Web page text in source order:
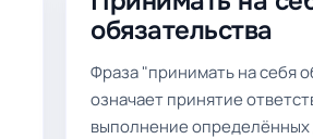
обязательства
Фраза "принимать на себя
означает принятие
выполнение определённых